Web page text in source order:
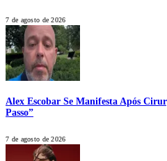
7 de agosto de 2026
Alex Escobar Se Manifesta Após
Passo”
7 de agosto de 2026